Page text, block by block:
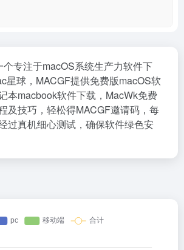
个专注于macOS系统生产力软件下
星球，MACGF提供免费版macOS软
本macbook软件下载，MacWk免费
及技巧，轻松得MACGF邀请码，每
过真机细心测试，确保软件绿色安